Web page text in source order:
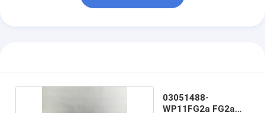
03051488-
WP11FG2a FG2a